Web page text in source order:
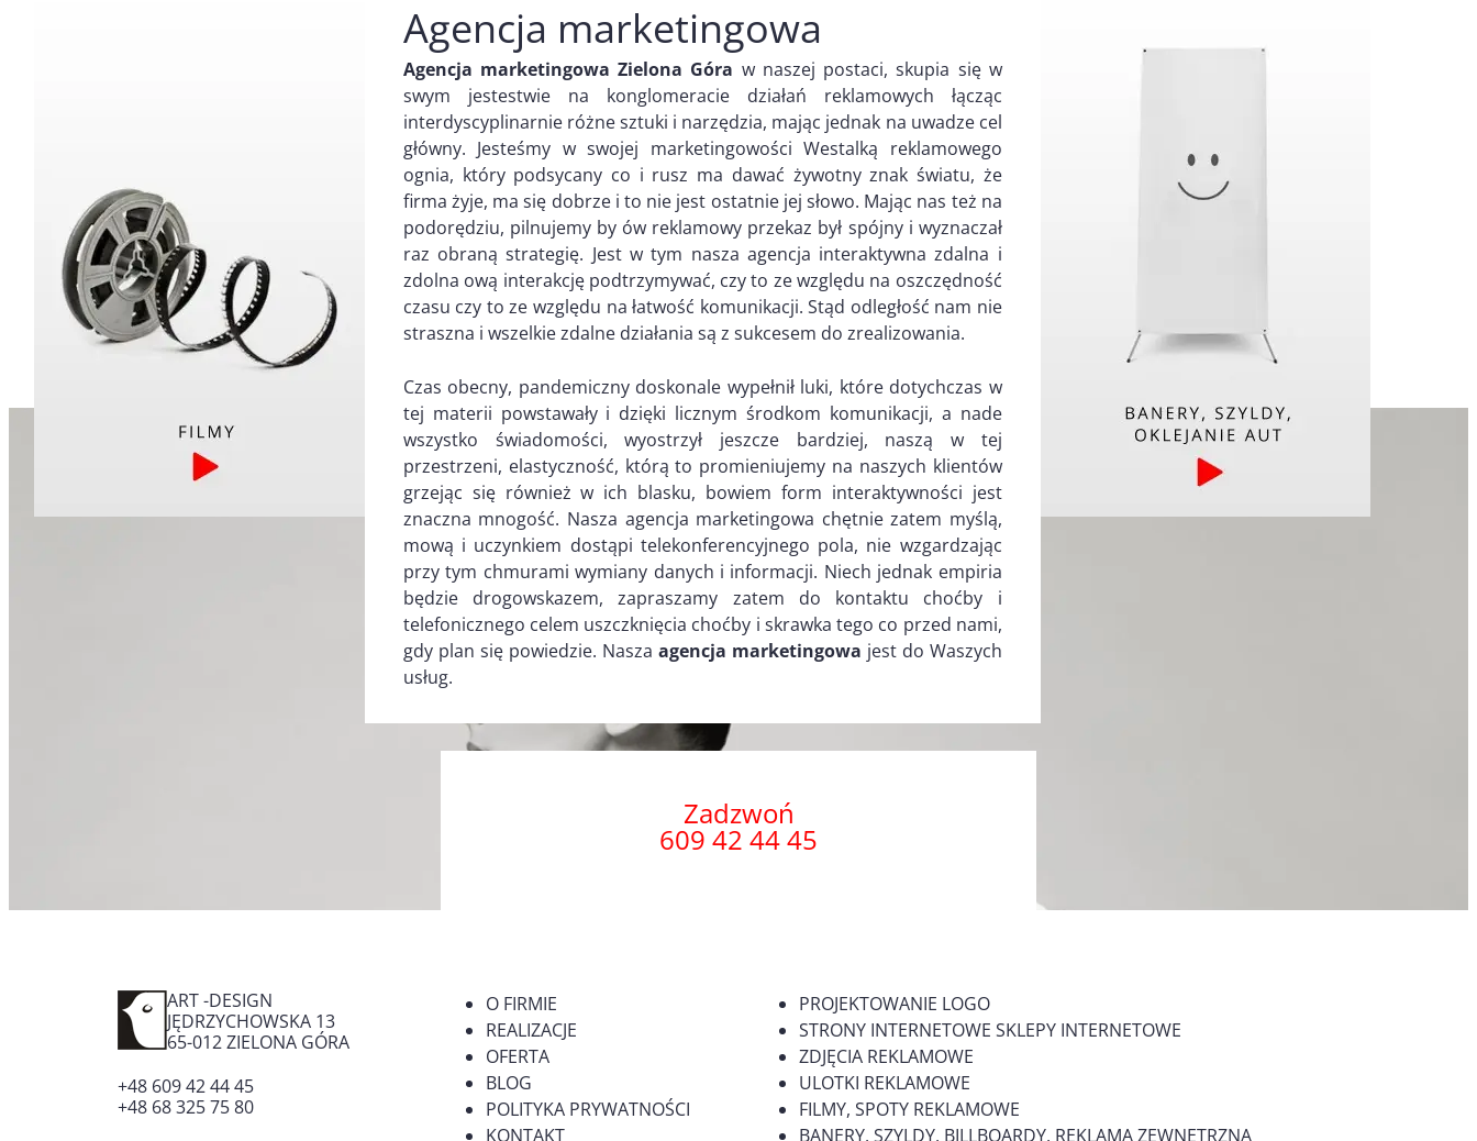
Agencja marketingowa
Agencja marketingowa Zielona Góra w naszej postaci, skupia się w
swym jestestwie na konglomeracie działań reklamowych łącząc
interdyscyplinarnie różne sztuki i narzędzia, mając jednak na uwadze cel
główny. Jesteśmy w swojej marketingowości Westalką reklamowego
ognia, który podsycany co i rusz ma dawać żywotny znak światu, że
firma żyje, ma się dobrze i to nie jest ostatnie jej słowo. Mając nas też na
podorędziu, pilnujemy by ów reklamowy przekaz był spójny i wyznaczał
raz obraną strategię. Jest w tym nasza agencja interaktywna zdalna i
zdolna ową interakcję podtrzymywać, czy to ze względu na oszczędność
czasu czy to ze względu na łatwość komunikacji. Stąd odległość nam nie
straszna i wszelkie zdalne działania są z sukcesem do zrealizowania.
Czas obecny, pandemiczny doskonale wypełnił luki, które dotychczas w
tej materii powstawały i dzięki licznym środkom komunikacji, a nade
wszystko świadomości, wyostrzył jeszcze bardziej, naszą w tej
przestrzeni, elastyczność, którą to promieniujemy na naszych klientów
grzejąc się również w ich blasku, bowiem form interaktywności jest
znaczna mnogość. Nasza agencja marketingowa chętnie zatem myślą,
mową i uczynkiem dostąpi telekonferencyjnego pola, nie wzgardzając
przy tym chmurami wymiany danych i informacji. Niech jednak empiria
będzie drogowskazem, zapraszamy zatem do kontaktu choćby i
telefonicznego celem uszczknięcia choćby i skrawka tego co przed nami,
gdy plan się powiedzie. Nasza agencja marketingowa jest do Waszych
usług.
Zadzwoń
609 42 44 45
ART -DESIGN
JĘDRZYCHOWSKA 13
65-012ZIELONA GÓRA
+48 609 42 44 45
+48 68 325 75 80
O FIRMIE
REALIZACJE
OFERTA
BLOG
POLITYKA PRYWATNOŚCI
KONTAKT
PROJEKTOWANIE LOGO
STRONY INTERNETOWE SKLEPY INTERNETOWE
ZDJĘCIA REKLAMOWE
ULOTKI REKLAMOWE
FILMY, SPOTY REKLAMOWE
BANERY, SZYLDY, BILLBOARDY, REKLAMA ZEWNĘTRZNA